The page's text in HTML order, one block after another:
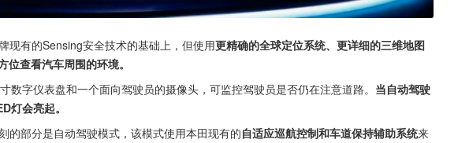
现有的Sensing安全技术的基础上，但使用更精确的全球定位系统、更详细的三维地图
查看汽车周围的环境。
数字仪表盘和一个面向驾驶员的摄像头，可监控驾驶员是否仍在注意道路。 当自动驾驶
灯会亮起。
的部分是自动驾驶模式，该模式使用本田现有的自适应巡航控制和车道保持辅助系统来